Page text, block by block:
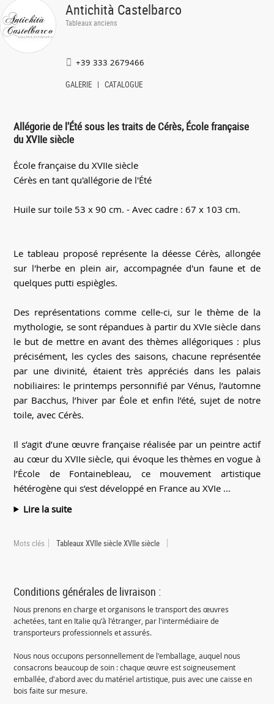
Antichità Castelbarco
Tableaux anciens
+39 333 2679466
GALERIE CATALOGUE
Allégorie de l'Été sous les traits de Cérès, École française
du XVIIe siècle
École française du XVIIe siècle
Cérès en tant qu'allégorie de l'Été
Huile sur toile 53 x 90 cm. - Avec cadre : 67 x 103 cm.
Le tableau proposé représente la déesse Cérès, allongée
sur l'herbe en plein air, accompagnée d'un faune et de
quelques putti espiègles.
Des représentations comme celle-ci, sur le thème de la
mythologie, se sont répandues à partir du XVIe siècle dans
le but de mettre en avant des thèmes allégoriques : plus
précisément, les cycles des saisons, chacune représentée
par une divinité, étaient très appréciés dans les palais
nobiliaires: le printemps personnifié par Vénus, l’automne
par Bacchus, l’hiver par Éole et enfin l’été, sujet de notre
toile, avec Cérès.
Il s’agit d’une œuvre française réalisée par un peintre actif
au cœur du XVIIe siècle, qui évoque les thèmes en vogue à
l’École de Fontainebleau, ce mouvement artistique
hétérogène qui s’est développé en France au XVIe ...
Lire la suite
Mots clés Tableaux XVIIe siècle XVIIe siècle
Conditions générales de livraison :
Nous prenons en charge et organisons le transport des œuvres
achetées, tant en Italie qu'à l'étranger, par l'intermédiaire de
transporteurs professionnels et assurés.
Nous nous occupons personnellement de l'emballage, auquel nous
consacrons beaucoup de soin : chaque œuvre est soigneusement
emballée, d'abord avec du matériel artistique, puis avec une caisse en
bois faite sur mesure.